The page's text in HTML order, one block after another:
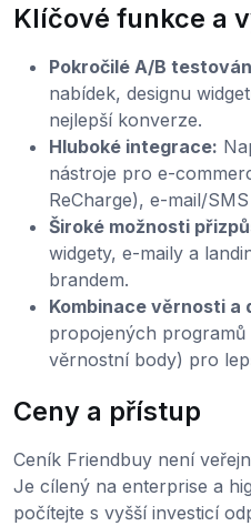
Klíčové funkce a
Pokročilé A/B
nabídek, designu
nejlepší konverze.
Hluboké integrace:
nástroje pro e-
ReCharge), e-mail/SMS
Široké možnosti
widgety, e-maily a
brandem.
Kombinace věrnosti a
propojených
věrnostní body) pro
Ceny a přístup
Ceník Friendbuy není
Je cílený na enterprise a
počítejte s vyšší investicí